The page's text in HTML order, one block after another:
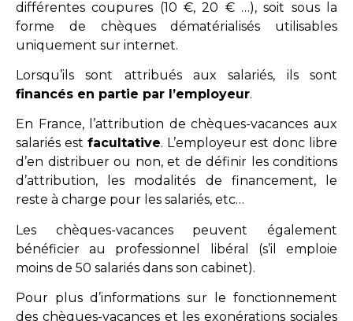
différentes coupures (10 €, 20 € …), soit sous la
forme de chèques dématérialisés utilisables
uniquement sur internet.
Lorsqu’ils sont attribués aux salariés, ils sont
financés en partie par l’employeur.
En France, l’attribution de chèques-vacances aux
salariés est facultative. L’employeur est donc libre
d’en distribuer ou non, et de définir les conditions
d’attribution, les modalités de financement, le
reste à charge pour les salariés, etc…
Les chèques-vacances peuvent également
bénéficier au professionnel libéral (s’il emploie
moins de 50 salariés dans son cabinet).
Pour plus d’informations sur le fonctionnement
des chèques-vacances et les exonérations sociales